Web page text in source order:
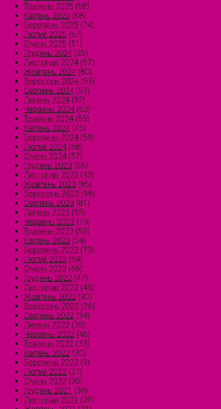
Травень 2025 (68)
Квітень 2025 (68)
Березень 2025 (74)
Лютий 2025 (67)
Січень 2025 (51)
Грудень 2024 (35)
Листопад 2024 (57)
Жовтень 2024 (80)
Вересень 2024 (53)
Серпень 2024 (53)
Липень 2024 (52)
Червень 2024 (63)
Травень 2024 (55)
Квітень 2024 (45)
Березень 2024 (59)
Лютий 2024 (58)
Січень 2024 (57)
Грудень 2023 (55)
Листопад 2023 (93)
Жовтень 2023 (85)
Вересень 2023 (98)
Серпень 2023 (81)
Липень 2023 (55)
Червень 2023 (73)
Травень 2023 (50)
Квітень 2023 (54)
Березень 2023 (73)
Лютий 2023 (69)
Січень 2023 (66)
Грудень 2022 (47)
Листопад 2022 (45)
Жовтень 2022 (30)
Вересень 2022 (26)
Серпень 2022 (34)
Липень 2022 (35)
Червень 2022 (46)
Травень 2022 (33)
Квітень 2022 (30)
Березень 2022 (9)
Лютий 2022 (27)
Січень 2022 (30)
Грудень 2021 (38)
Листопад 2021 (20)